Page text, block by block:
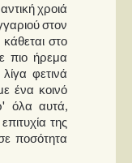
χροιά
στον
στο
πιο ήρεμα
φετινά
ένα κοινό
όλα αυτά,
της
ποσότητα